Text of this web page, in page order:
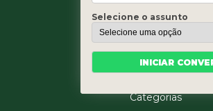
Home
Quem somos
Serviços
Blog
Categorias
Selecione o assunto
INICIAR